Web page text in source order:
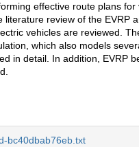
effective route plans
literature review of the EVRP
vehicles are reviewed.
which also models
in detail. In addition, EVRP
bc40dbab76eb.txt